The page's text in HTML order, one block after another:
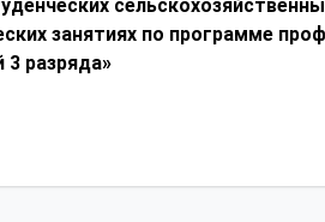
занятиях по программе
3 разряда»